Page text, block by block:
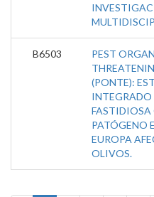
B6503
PEST
(PONTE):
INTEGRADO
FASTIDIOSA
PATÓGENO
EUROPA
OLIVOS.